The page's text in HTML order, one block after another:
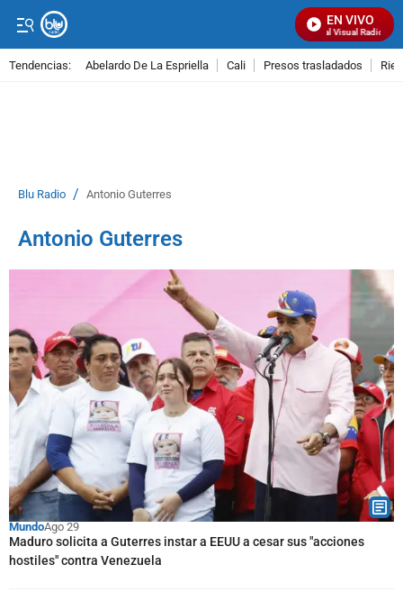
EN VIVO
Señal Visual Radio
Tendencias: Abelardo De La Espriella Cali Presos trasladados
Blu Radio / Antonio Guterres
Antonio Guterres
MundoAgo 29
Maduro solicita a Guterres instar a EEUU a cesar sus "acciones
hostiles" contra Venezuela